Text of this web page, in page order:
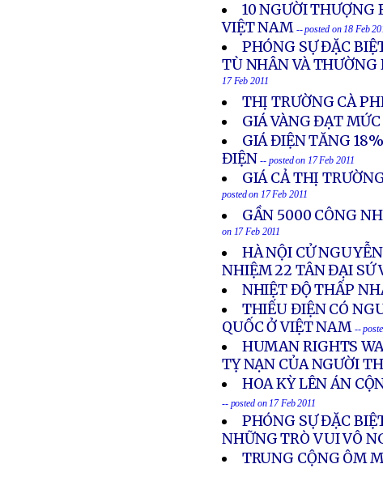
10 NGƯỜI THƯỢNG
VIỆT NAM -- posted on 18 Feb
PHÓNG SỰ ĐẶC
TÙ NHÂN VÀ THƯỜNG
17 Feb 2011
THỊ TRƯỜNG CÀ
GIÁ VÀNG ĐẠT
GIÁ ĐIỆN TĂNG
ĐIỆN -- posted on 17 Feb 2011
GIÁ CẢ THỊ
posted on 17 Feb 2011
GẦN 5000 CÔNG
on 17 Feb 2011
HÀ NỘI CỬ
NHIỆM 22 TÂN ĐẠI SỨ
NHIỆT ĐỘ THẤP
THIẾU ĐIỆN CÓ
QUỐC Ở VIỆT NAM --
HUMAN RIGHTS
TỴ NẠN CỦA NGƯỜI
HOA KỲ LÊN ÁN
-- posted on 17 Feb 2011
PHÓNG SỰ ĐẶC
NHỮNG TRÒ VUI VÔ
TRUNG CỘNG ÔM